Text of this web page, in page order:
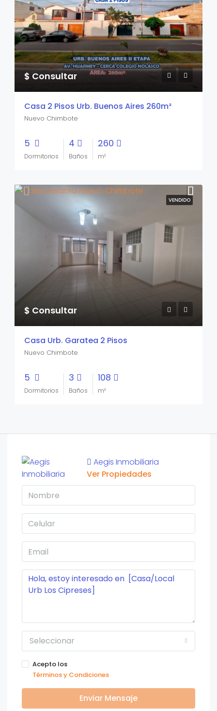
$ Consultar
Casa 2 Pisos Urb. Buenos Aires 260m²
Nuevo Chimbote
5
Dormitorios
4
Baños
260
m²
VENDIDO
$ Consultar
Casa Urb. Garatea 2 Pisos
Nuevo Chimbote
5
Dormitorios
3
Baños
108
m²
Aegis Inmobiliaria
Ver Propiedades
Seleccionar
Acepto los
Términos y Condiciones
Enviar Mensaje